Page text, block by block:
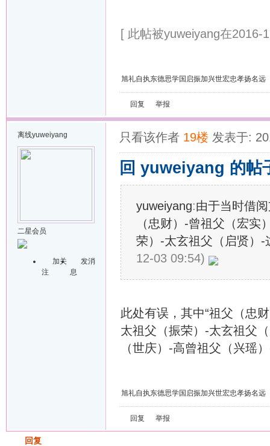
[ 此帖被yuweiyang在2016-
旭礼自执东德思学国启振加兴世宏忠孝扬名远
回复 举报
离线yuweiyang
二星会员
加关
注
发消
息
只看该作者 19楼 发表于:
回 yuweiyang 的帖
yuweiyang:由于当时借
（忠财）-曾祖父（宏
荣）-太玄祖父（启贤）
12-03 09:54)
此处有误，其中“祖父（忠
太祖父（振荣）-太玄祖父
（世庆）-高曾祖父（兴瑶
旭礼自执东德思学国启振加兴世宏忠孝扬名远
回复 举报
回复